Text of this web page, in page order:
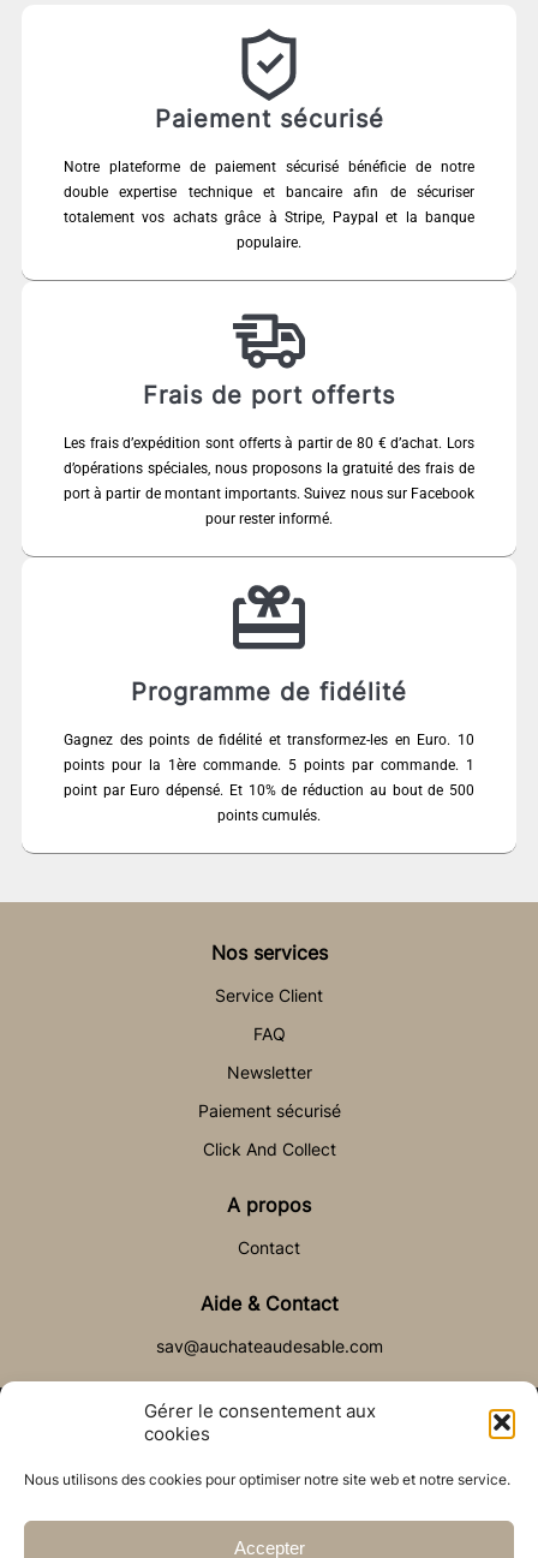
Gérer le consentement aux
cookies
Nous utilisons des cookies pour optimiser notre site web et notre service.
Accepter
Paiement sécurisé
Notre plateforme de paiement sécurisé bénéficie de notre
double expertise technique et bancaire afin de sécuriser
totalement vos achats grâce à Stripe, Paypal et la banque
populaire.
Frais de port offerts
Les frais d’expédition sont offerts à partir de 80 € d’achat. Lors
d’opérations spéciales, nous proposons la gratuité des frais de
port à partir de montant importants. Suivez nous sur Facebook
pour rester informé.
Programme de fidélité
Gagnez des points de fidélité et transformez-les en Euro. 10
points pour la 1ère commande. 5 points par commande. 1
point par Euro dépensé. Et 10% de réduction au bout de 500
points cumulés.
Nos services
Service Client
FAQ
Newsletter
Paiement sécurisé
Click And Collect
A propos
Contact
Aide & Contact
sav@auchateaudesable.com
CGV
Réalisé par l’agence web : PixelsAgency.fr